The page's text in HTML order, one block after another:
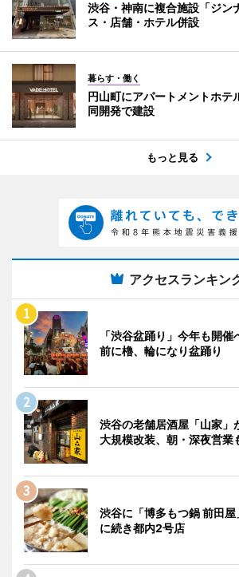
渋谷・神南に複合施設「ジ
ス・店舗・ホテル併設
暮らす・働く
円山町にアパートメントホ
同開発で建設
もっと見る
アクセスランキン
「渋谷盆踊り」今年も開
前に櫓、輪になり盆踊り
渋谷の老舗居酒屋「山家
大規模改装、朝・深夜営業
渋谷に「博多もつ鍋 前田
に続き都内2号店